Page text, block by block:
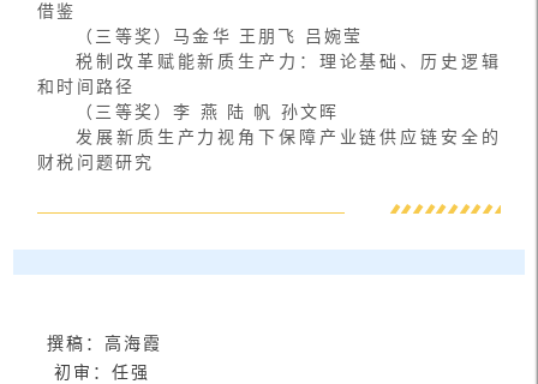
借鉴
（三等奖）马金华 王朋飞 吕婉莹
税制改革赋能新质生产力：理论基础、历史逻辑
和时间路径
（三等奖）李 燕 陆 帆 孙文晖
发展新质生产力视角下保障产业链供应链安全的
财税问题研究
撰稿：高海霞
初审：任强